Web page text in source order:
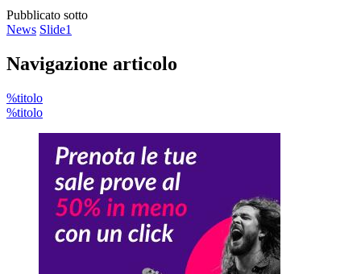
Pubblicato sotto
News Slide1
Navigazione articolo
%titolo
%titolo